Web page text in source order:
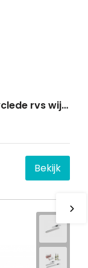
Vino RCS-gecertificeerde gerecyclede rvs wijnkoeler
Bekijk